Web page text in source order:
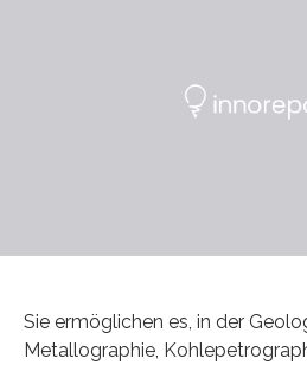
Sie ermöglichen es, in der
Metallographie,